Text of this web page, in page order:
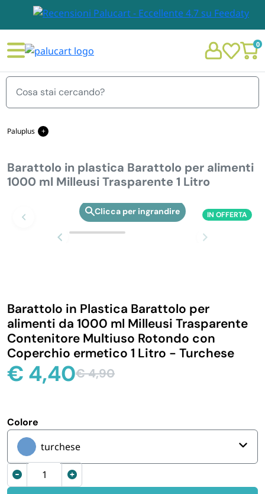
0
Menu
STOVIGLIE E TOVAGLIOLI
GIARDINO E ARREDO PER ESTERNO
CASA E PERSONA
FERRAMENTA E LINEA AUTO
AVVOLGENTI E CONTENITORI ALIMENTARI
PET
Chi siamo
Personalizzazione Monouso
Paluplus
Barattolo in plastica Barattolo per alimenti
1000 ml Milleusi Trasparente 1 Litro
IN OFFERTA
Zoom
Barattolo in Plastica Barattolo per
alimenti da 1000 ml Milleusi Trasparente
Contenitore Multiuso Rotondo con
Coperchio ermetico 1 Litro - Turchese
€4,90
Il
era:
€ 4,90.
€ 4,40
Il
è:
€ 4,40.
Colore
turchese
Barattolo
in